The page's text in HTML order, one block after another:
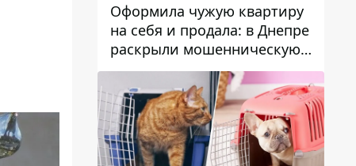
Оформила чужую квартиру
на себя и продала: в Днепре
раскрыли мошенническую
схему с недвижимостью